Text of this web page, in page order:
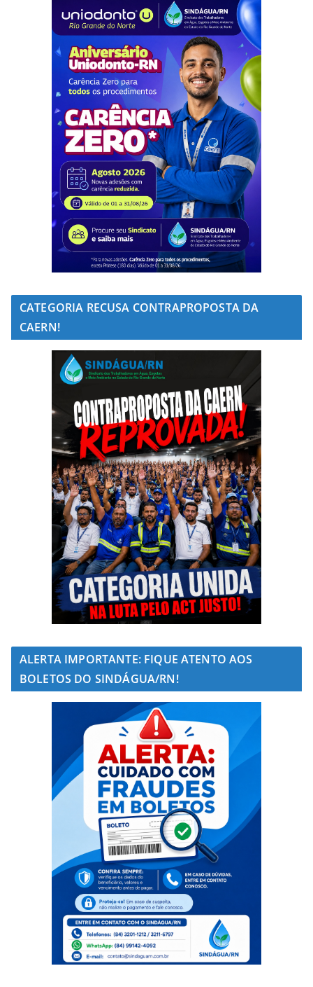
CATEGORIA RECUSA CONTRAPROPOSTA DA
CAERN!
ALERTA IMPORTANTE: FIQUE ATENTO AOS
BOLETOS DO SINDÁGUA/RN!